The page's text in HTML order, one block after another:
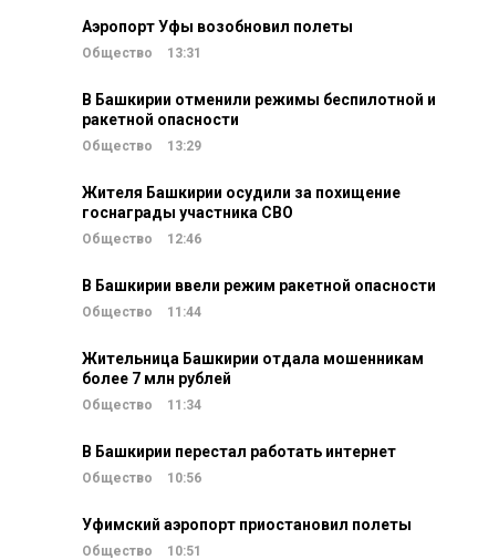
Аэропорт Уфы возобновил полеты
Общество 13:31
В Башкирии отменили режимы беспилотной и
ракетной опасности
Общество 13:29
Жителя Башкирии осудили за похищение
госнаграды участника СВО
Общество 12:46
В Башкирии ввели режим ракетной опасности
Общество 11:44
Жительница Башкирии отдала мошенникам
более 7 млн рублей
Общество 11:34
В Башкирии перестал работать интернет
Общество 10:56
Уфимский аэропорт приостановил полеты
Общество 10:51